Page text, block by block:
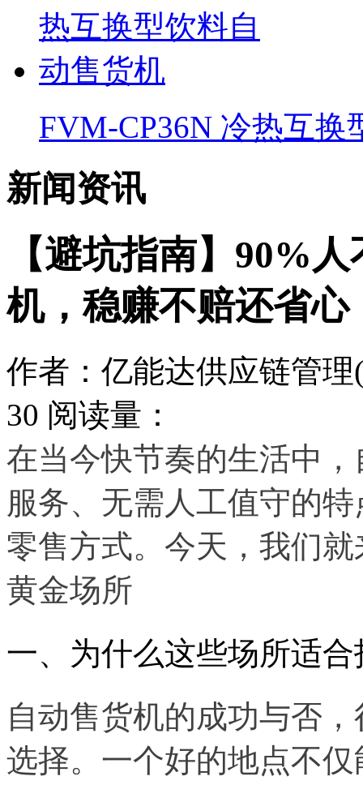
FVM-CP36N 冷热互换
新闻资讯
【避坑指南】90%
机，稳赚不赔还省心
作者：亿能达供应链管
30 阅读量：
在当今快节奏的生活中
服务、无需人工值守的
零售方式。今天，我们
黄金场所
一、为什么这些场所适合
自动售货机的成功与否
选择。一个好的地点不